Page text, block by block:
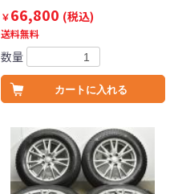
￥66,800 (税込)
送料無料
数量
カートに入れる